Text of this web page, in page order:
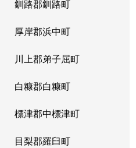
釧路郡釧路町
厚岸郡浜中町
川上郡弟子屈町
白糠郡白糠町
標津郡中標津町
目梨郡羅臼町